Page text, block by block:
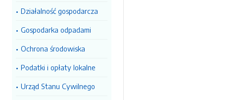
Działalność gospodarcza
Gospodarka odpadami
Ochrona środowiska
Podatki i opłaty lokalne
Urząd Stanu Cywilnego